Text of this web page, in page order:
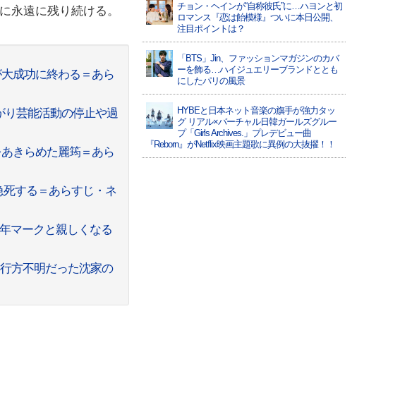
永遠に残り続ける。
成功に終わる＝あら
芸能活動の停止や過
きらめた麗筠＝あら
する＝あらすじ・ネ
マークと親しくなる
方不明だった沈家の
チョン・ヘインが“自称彼氏”に…ハヨンと初
ロマンス『恋は飴模様』ついに本日公開、
注目ポイントは？
「BTS」Jin、ファッションマガジンのカバ
ーを飾る…ハイジュエリーブランドととも
にしたパリの風景
HYBEと日本ネット音楽の旗手が強力タッ
グ リアル×バーチャル日韓ガールズグルー
プ「Girls Archives.」プレデビュー曲
『Reborn』がNetflix映画主題歌に異例の大抜擢！！